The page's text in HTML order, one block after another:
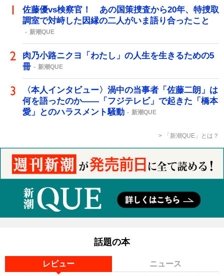
佐藤優vs検察官！ あの国策捜査から20年、特捜取
調室で対峙した因縁の二人がいま語り合ったこと
新潮QUE
肉乃小路ニクヨ「わたし」の人生を生きるための5
冊
新潮QUE
〈本人インタビュー〉渦中の当事者「佐藤二朗」は
何を語ったのか――「フジテレビ」で起きた「橋本
愛」とのハラスメント騒動
新潮QUE
「新潮QUE」とは？
話題の本
レビュー ニュース